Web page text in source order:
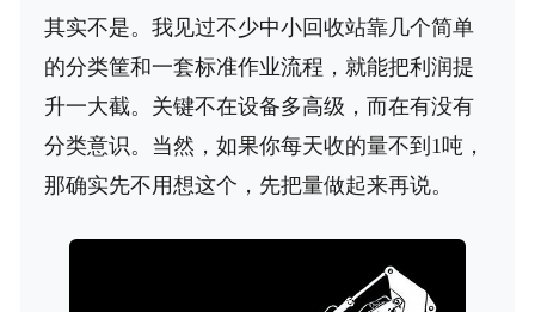
其实不是。我见过不少中小回收站靠几个简单
的分类筐和一套标准作业流程，就能把利润提
升一大截。关键不在设备多高级，而在有没有
分类意识。当然，如果你每天收的量不到1吨，
那确实先不用想这个，先把量做起来再说。